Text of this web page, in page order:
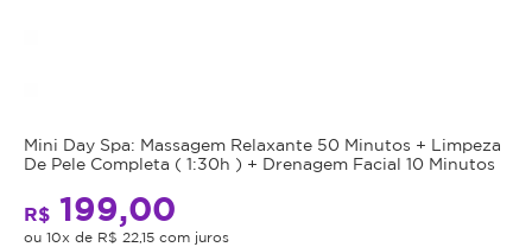
Mini Day Spa: Massagem Relaxante 50 Minutos + Limpeza
De Pele Completa ( 1:30h ) + Drenagem Facial 10 Minutos
R$ 199,00
ou 10x de R$ 22,15 com juros